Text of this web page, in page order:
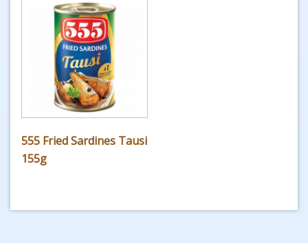
555 Fried Sardines Tausi
155g